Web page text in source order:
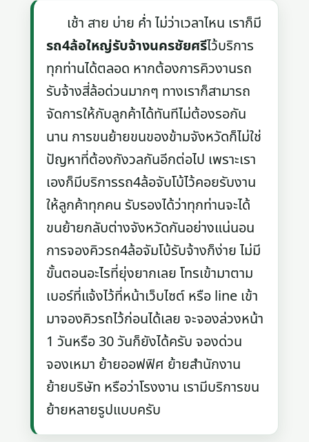
เช้า สาย บ่าย ค่ำ ไม่ว่าเวลาไหน เราก็มี
รถ4ล้อใหญ่รับจ้างนครชัยศรีไว้บริการ
ทุกท่านได้ตลอด หากต้องการคิวงานรถ
รับจ้างสี่ล้อด่วนมากๆ ทางเราก็สามารถ
จัดการให้กับลูกค้าได้ทันทีไม่ต้องรอกัน
นาน การขนย้ายขนของข้ามจังหวัดก็ไม่ใช่
ปัญหาที่ต้องกังวลกันอีกต่อไป เพราะเรา
เองก็มีบริการรถ4ล้อจับโบ้ไว้คอยรับงาน
ให้ลูกค้าทุกคน รับรองได้ว่าทุกท่านจะได้
ขนย้ายกลับต่างจังหวัดกันอย่างแน่นอน
การจองคิวรถ4ล้อจัมโบ้รับจ้างก็ง่าย ไม่มี
ขั้นตอนอะไรที่ยุ่งยากเลย โทรเข้ามาตาม
เบอร์ที่แจ้งไว้ที่หน้าเว็บไซต์ หรือ line เข้า
มาจองคิวรถไว้ก่อนได้เลย จะจองล่วงหน้า
1 วันหรือ 30 วันก็ยังได้ครับ จองด่วน
จองเหมา ย้ายออฟฟิศ ย้ายสำนักงาน
ย้ายบริษัท หรือว่าโรงงาน เรามีบริการขน
ย้ายหลายรูปแบบครับ